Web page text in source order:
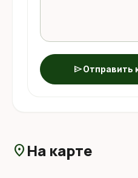
sendОтправить
location_on На карте